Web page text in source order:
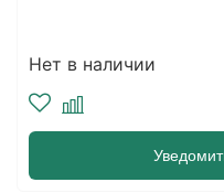
Нет в наличии